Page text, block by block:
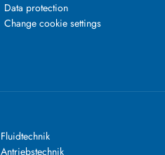
Data protection
Change cookie settings
Fluidtechnik
Antriebstechnik